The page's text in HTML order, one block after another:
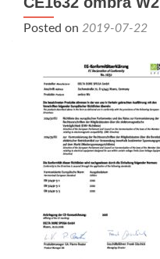
Posted on 2019-07-22